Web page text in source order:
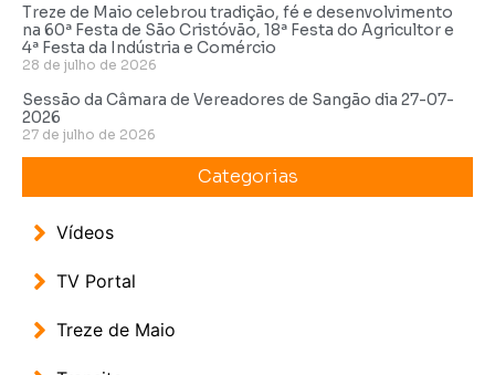
Treze de Maio celebrou tradição, fé e desenvolvimento
na 60ª Festa de São Cristóvão, 18ª Festa do Agricultor e
4ª Festa da Indústria e Comércio
28 de julho de 2026
Sessão da Câmara de Vereadores de Sangão dia 27-07-
2026
27 de julho de 2026
Categorias
Vídeos
TV Portal
Treze de Maio